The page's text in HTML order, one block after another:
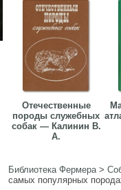
Отечественные
породы служебных
собак — Калинин В.
А.
Библиотека Фермера>
самых популярных